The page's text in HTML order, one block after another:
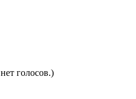
голосов.)